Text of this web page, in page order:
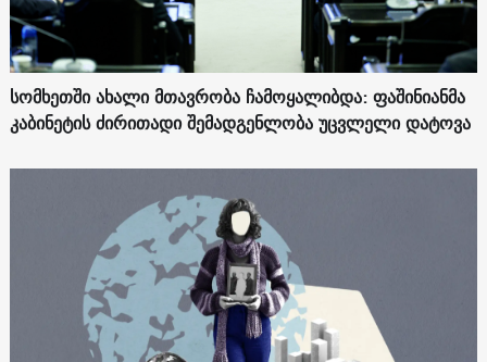
სომხეთში ახალი მთავრობა ჩამოყალიბდა: ფაშინიანმა
კაბინეტის ძირითადი შემადგენლობა უცვლელი დატოვა